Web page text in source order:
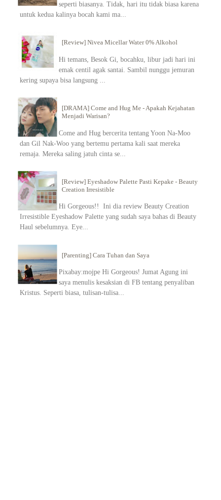
seperti biasanya. Tidak, hari itu tidak biasa karena
untuk kedua kalinya bocah kami ma...
[Review] Nivea Micellar Water 0% Alkohol
Hi temans, Besok Gi, bocahku, libur jadi hari ini
emak centil agak santai. Sambil nunggu jemuran
kering supaya bisa langsung ...
[DRAMA] Come and Hug Me - Apakah Kejahatan
Menjadi Warisan?
Come and Hug bercerita tentang Yoon Na-Moo
dan Gil Nak-Woo yang bertemu pertama kali saat mereka
remaja. Mereka saling jatuh cinta se...
[Review] Eyeshadow Palette Pasti Kepake - Beauty
Creation Irresistible
Hi Gorgeous!! Ini dia review Beauty Creation
Irresistible Eyeshadow Palette yang sudah saya bahas di Beauty
Haul sebelumnya. Eye...
[Parenting] Cara Tuhan dan Saya
Pixabay:mojpe Hi Gorgeous! Jumat Agung ini
saya menulis kesaksian di FB tentang penyaliban
Kristus. Seperti biasa, tulisan-tulisa...